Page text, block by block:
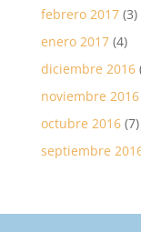
febrero 2017(3)
enero 2017(4)
diciembre 2016
noviembre 2016
octubre 2016(7)
septiembre